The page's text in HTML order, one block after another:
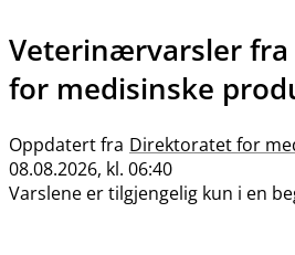
Veterinærvarsler fra
for medisinske
Oppdatert fra Direktoratet for
08.08.2026, kl. 06:40
Varslene er tilgjengelig kun i en